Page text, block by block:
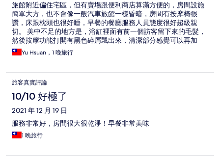
旅館附近偏住宅區，但有賣場跟便利商店算滿方便的，房間設施
簡單大方，也不會像一般汽車旅館一樣昏暗，房間有按摩椅很
讚，床跟枕頭也很好睡，早餐的餐廳服務人員態度很好超級親
切。 美中不足的地方是，浴缸裡面有前一個訪客留下來的毛髮，
然後按摩功能打開有黑色碎屑飄出來，清潔部分感覺可以再加
強，另外不知道為什麼電燈有時候會自動打開，可能電路的部分
要再檢查一下。 大致上算是讓人舒適的住宿體驗。
Yu Hsuan，1 晚旅行
旅客真實評論
10/10 好極了
2021 年 12 月 19 日
服務非常好，房間很大很乾淨！早餐非常美味
1 晚旅行